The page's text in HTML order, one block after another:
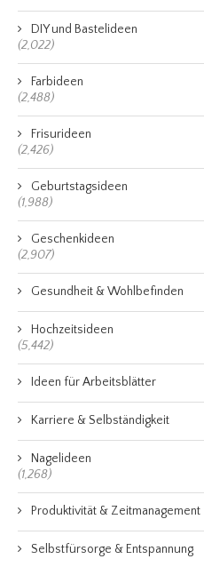
DIY und Bastelideen
(2,022)
Farbideen
(2,488)
Frisurideen
(2,426)
Geburtstagsideen
(1,988)
Geschenkideen
(2,907)
Gesundheit & Wohlbefinden
Hochzeitsideen
(5,442)
Ideen für Arbeitsblätter
Karriere & Selbständigkeit
Nagelideen
(1,268)
Produktivität & Zeitmanagement
Selbstfürsorge & Entspannung